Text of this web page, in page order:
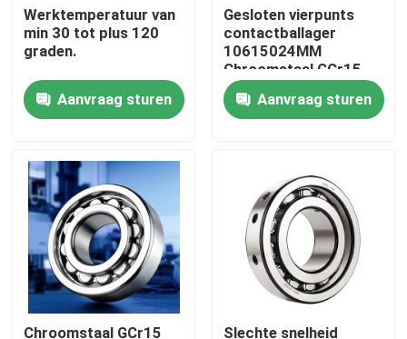
Huis
Producten
Ongeveer ons
Werktemperatuur van
min 30 tot plus 120
graden.
Aanvraag sturen
Gesloten vierpunts
contactballager
10615024MM
Chroomstaal GCr15
Robuust onderdeel
voor zware industriële
machines
Aanvraag sturen
Chroomstaal GCr15
Slechte snelheid